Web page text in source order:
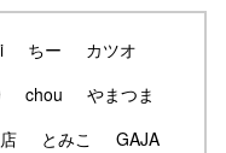
ちー
カツオ
chou
やまつま
とみこ
GAJA